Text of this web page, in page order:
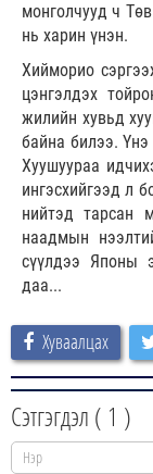
монголчууд ч
нь харин үнэн.
Хийморио
цэнгэлдэх
жилийн хувьд
байна билээ.
Хуушуураа
ингэсхийгээд л
нийтэд тарсан
наадмын
сүүлдээ Японы
даа...
Хуваалцах
Сэтгэгдэл ( 1 )